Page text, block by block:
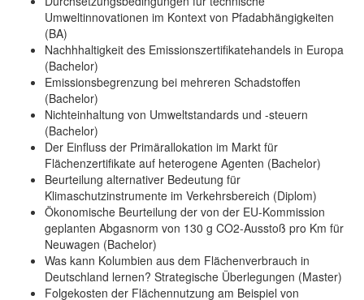
Umweltinnovationen im Kontext von Pfadabhängigkeiten
(BA)
Nachhhaltigkeit des Emissionszertifikatehandels in Europa
(Bachelor)
Emissionsbegrenzung bei mehreren Schadstoffen
(Bachelor)
Nichteinhaltung von Umweltstandards und -steuern
(Bachelor)
Der Einfluss der Primärallokation im Markt für
Flächenzertifikate auf heterogene Agenten (Bachelor)
Beurteilung alternativer Bedeutung für
Klimaschutzinstrumente im Verkehrsbereich (Diplom)
Ökonomische Beurteilung der von der EU-Kommission
geplanten Abgasnorm von 130 g CO2-Ausstoß pro Km für
Neuwagen (Bachelor)
Was kann Kolumbien aus dem Flächenverbrauch in
Deutschland lernen? Strategische Überlegungen (Master)
Folgekosten der Flächennutzung am Beispiel von